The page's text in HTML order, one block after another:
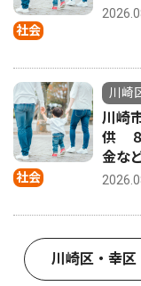
社会
社会
川崎
川崎
供
金な
川崎区・幸